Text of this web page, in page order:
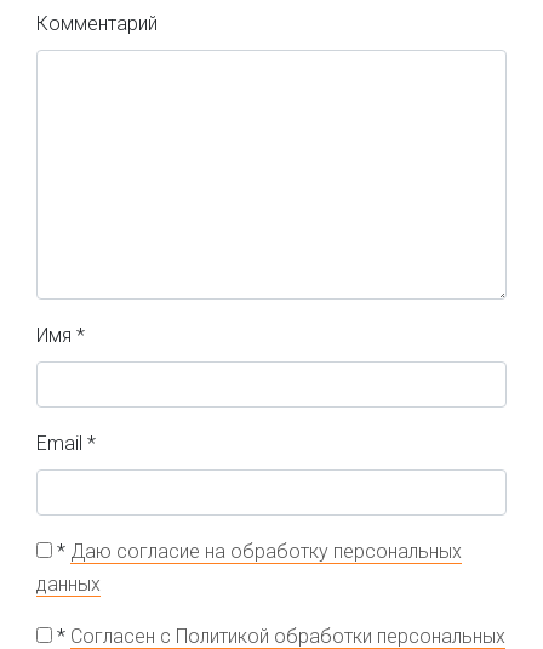
Комментарий
Имя *
Email *
* Даю согласие на обработку персональных
данных
* Согласен с Политикой обработки персональных